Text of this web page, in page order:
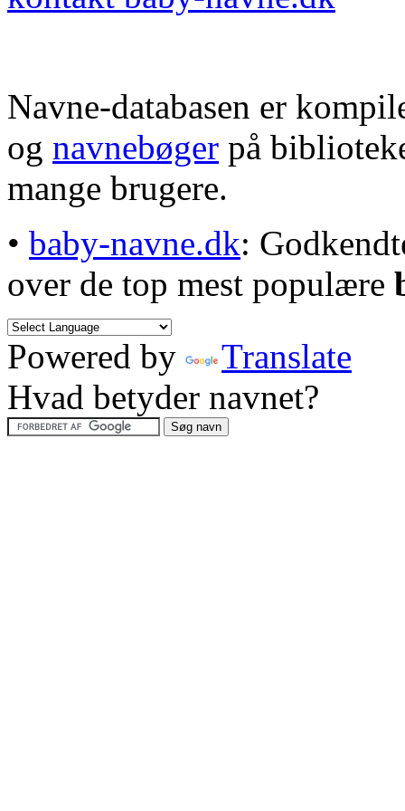
Navne-databasen er
og navnebøger på
mange brugere.
• baby-navne.dk:
over de top mest populære
Powered by
Translate
Hvad betyder navnet?